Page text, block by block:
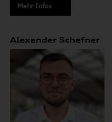
Mehr Infos
Alexander Schefner